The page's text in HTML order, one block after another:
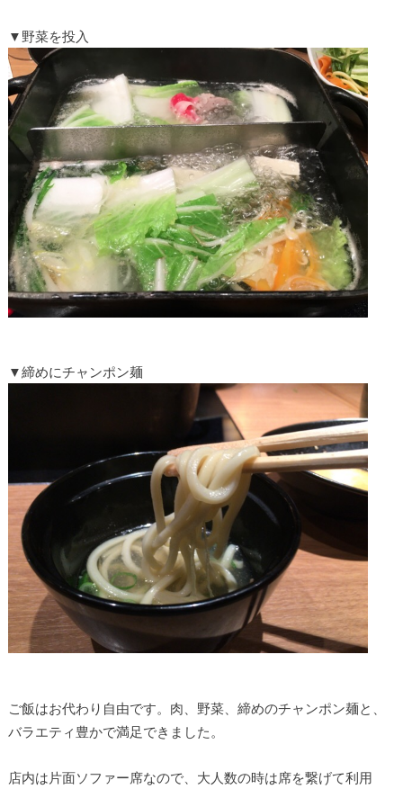
▼野菜を投入
▼締めにチャンポン麺
ご飯はお代わり自由です。肉、野菜、締めのチャンポン麺と、
バラエティ豊かで満足できました。
店内は片面ソファー席なので、大人数の時は席を繋げて利用